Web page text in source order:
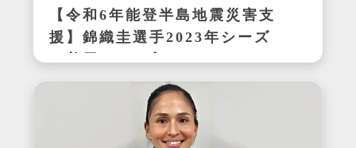
【令和6年能登半島地震災害支
援】錦織圭選手2023年シーズ
ン着用サイン入りテニスシュ
ーズ